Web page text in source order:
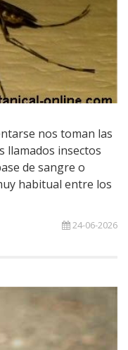
nos toman las
llamados insectos
de sangre o
habitual entre los
24-06-2026